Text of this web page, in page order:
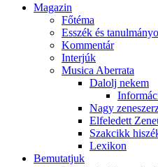
Magazin
Főtéma
Esszék és
Kommentár
Interjúk
Musica Aberrata
Dalolj nekem
Nagy
Elfeledett
Szakcikk
Lexikon
Bemutatjuk